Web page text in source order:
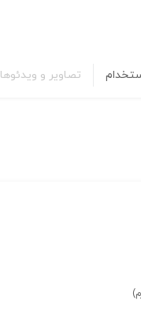
تصاویر و ویدئوها